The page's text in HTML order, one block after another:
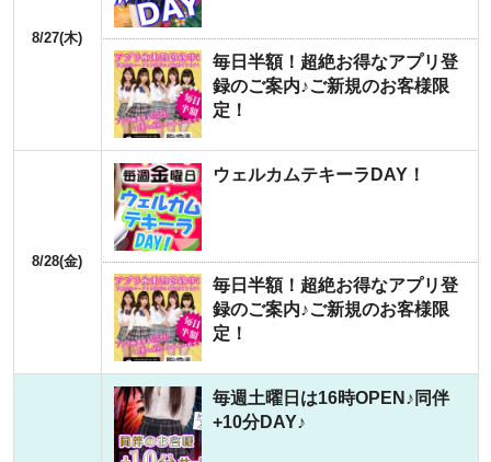
8/27(木)
毎日半額！超絶お得なアプリ登
録のご案内♪ご新規のお客様限
定！
8/28(金)
ウェルカムテキーラDAY！
毎日半額！超絶お得なアプリ登
録のご案内♪ご新規のお客様限
定！
毎週土曜日は16時OPEN♪同伴
+10分DAY♪